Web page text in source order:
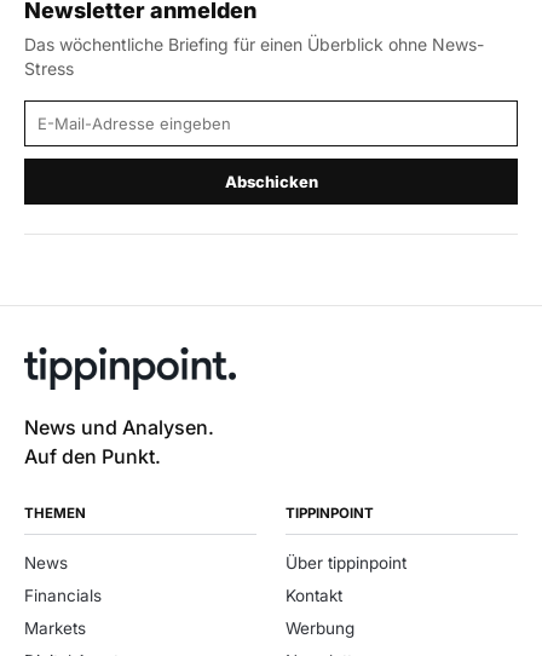
Newsletter anmelden
Das wöchentliche Briefing für einen Überblick ohne News-
Stress
E-Mail-Adresse
Abschicken
News und Analysen.
Auf den Punkt.
THEMEN
News
Financials
Markets
TIPPINPOINT
Über tippinpoint
Kontakt
Werbung